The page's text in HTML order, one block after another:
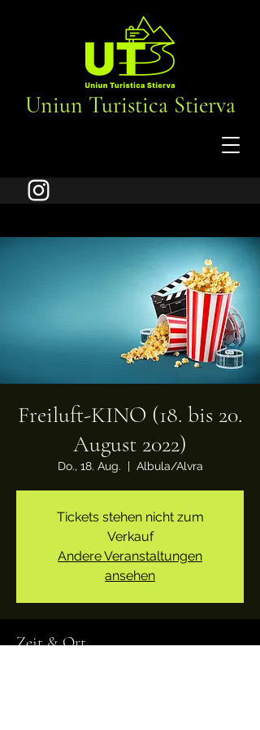
Uniun Turistica Stierva
Freiluft-KINO (18. bis 20.
August 2022)
Do., 18. Aug.
  |
Albula/Alvra
Tickets stehen nicht zum
Verkauf
Andere Veranstaltungen
ansehen
Zeit & Ort